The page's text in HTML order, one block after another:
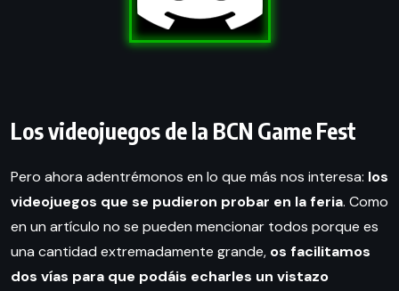
Los videojuegos de la BCN Game Fest
Pero ahora adentrémonos en lo que más nos interesa: los
videojuegos que se pudieron probar en la feria. Como
en un artículo no se pueden mencionar todos porque es
una cantidad extremadamente grande, os facilitamos
dos vías para que podáis echarles un vistazo